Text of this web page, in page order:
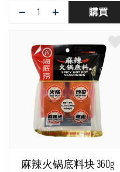
− + 購買
麻辣火锅底料块 360g